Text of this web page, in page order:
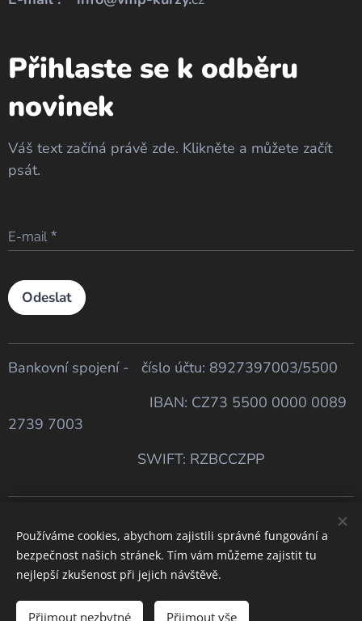
Přihlaste se k odběru
novinek
Váš text začíná právě zde. Klikněte a můžete začít
psát.
E-mail
Odeslat
Bankovní spojení - číslo účtu: 8927397003/5500
IBAN: CZ73 5500 0000 0089
2739 7003
SWIFT: RZBCCZPP
Všeobecné obchodní podmínky
Ochrana osobních údajů
Používáme cookies, abychom zajistili správné fungování a
bezpečnost našich stránek. Tím vám můžeme zajistit tu
nejlepší zkušenost při jejich návštěvě.
Přijmout nezbytné Přijmout vše